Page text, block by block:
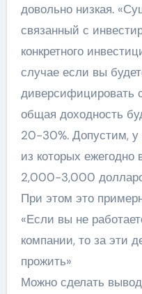
довольно низкая.
связанный с
конкретного
случае если вы
диверсифицировать
общая доходность
20-30%. Допустим, у
из которых ежегодно
2,000-3,000
При этом это
«Если вы не
компании, то за эти
прожить»
Можно сделать